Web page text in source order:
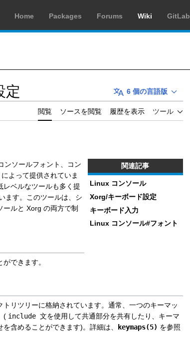
Home Packages Forums Wiki GitLab
定 6 個の言語版
閲覧 ソースを閲覧 履歴を表示 ツール
関連記事
Linux コンソール
Xorg/キーボード設定
キーボード入力
Linux コンソール#フォント
ンソールフォント、コン
よって提供されていま
レベルなツールも多く提
ます。このツールは、シ
ルと Xorg の両方で制
できます。
トリツリーに格納されています。通常、一つのキーマッ
( include 文を使用して共通部分を共有したり、キーマ
含めることができます)。詳細は、
keymaps(5) を参照